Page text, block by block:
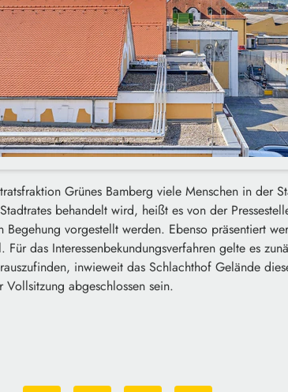
Grünes Bamberg viele Menschen in der
behandelt wird, heißt es von der
Begehung vorgestellt werden. Ebenso präsentiert
das Interessenbekundungsverfahren gelte es
inwieweit das Schlachthof Gelände
abgeschlossen sein.